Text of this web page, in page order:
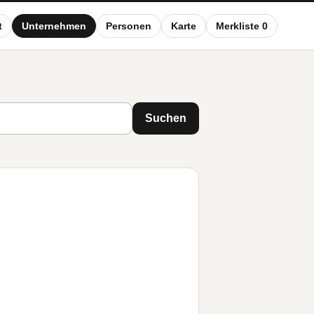
Unternehmen Personen Karte Merkliste 0
Suchen